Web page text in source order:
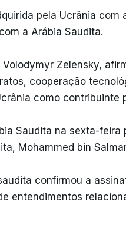
pela Ucrânia com
a Arábia Saudita.
Zelensky,
cooperação
como contribuinte
Saudita na sexta-
Mohammed bin
confirmou a
entendimentos